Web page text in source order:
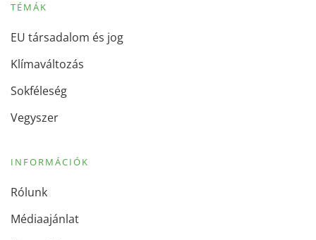
TÉMÁK
EU társadalom és jog
Klímaváltozás
Sokféleség
Vegyszer
INFORMÁCIÓK
Rólunk
Médiaajánlat